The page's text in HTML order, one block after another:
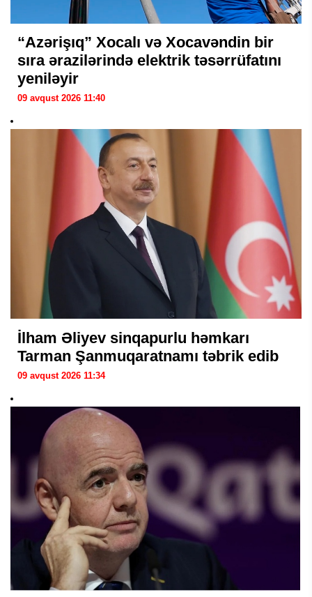
“Azərişıq” Xocalı və Xocavəndin bir
sıra ərazilərində elektrik təsərrüfatını
yeniləyir
09 avqust 2026 11:40
İlham Əliyev sinqapurlu həmkarı
Tarman Şanmuqaratnamı təbrik edib
09 avqust 2026 11:34